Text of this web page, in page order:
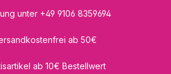
unter +49 9106 8359694
ab 50€
ab 10€ Bestellwert